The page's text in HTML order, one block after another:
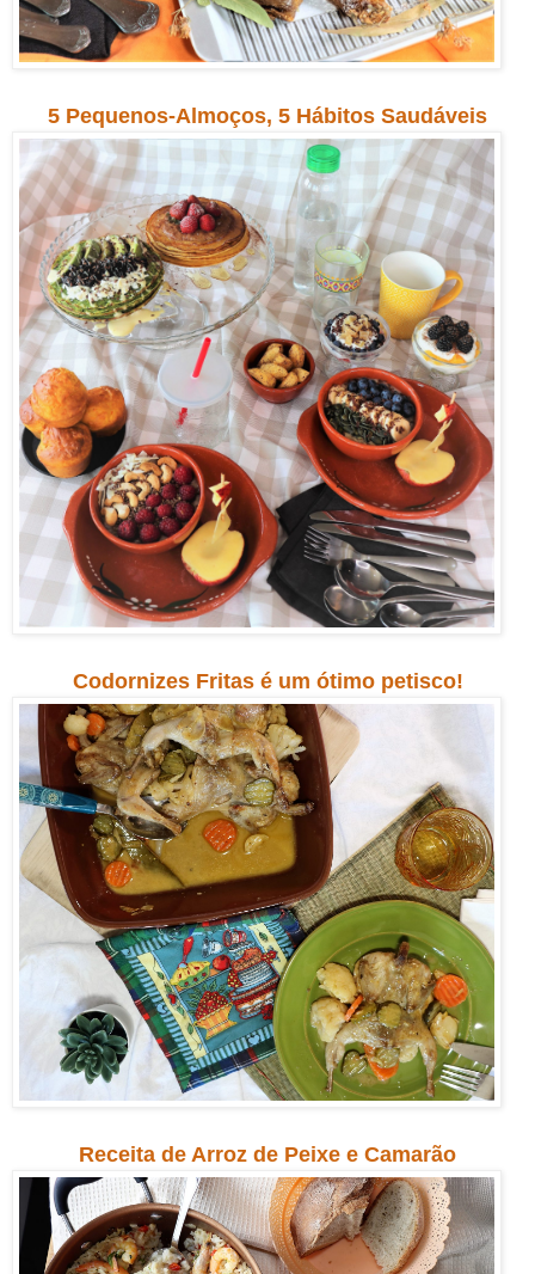
5 Pequenos-Almoços, 5 Hábitos Saudáveis
Codornizes Fritas é um ótimo petisco!
Receita de Arroz de Peixe e Camarão